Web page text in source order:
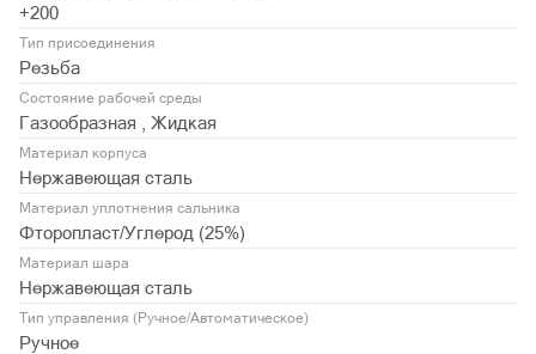
+200
Тип присоединения
Резьба
Состояние рабочей среды
Газообразная , Жидкая
Материал корпуса
Нержавеющая сталь
Материал уплотнения сальника
Фторопласт/Углерод (25%)
Материал шара
Нержавеющая сталь
Тип управления (Ручное/Автоматическое)
Ручное